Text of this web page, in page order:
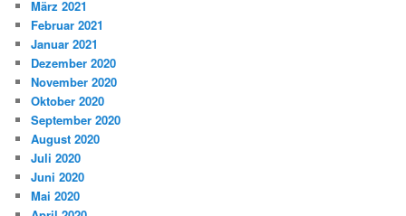
März 2021
Februar 2021
Januar 2021
Dezember 2020
November 2020
Oktober 2020
September 2020
August 2020
Juli 2020
Juni 2020
Mai 2020